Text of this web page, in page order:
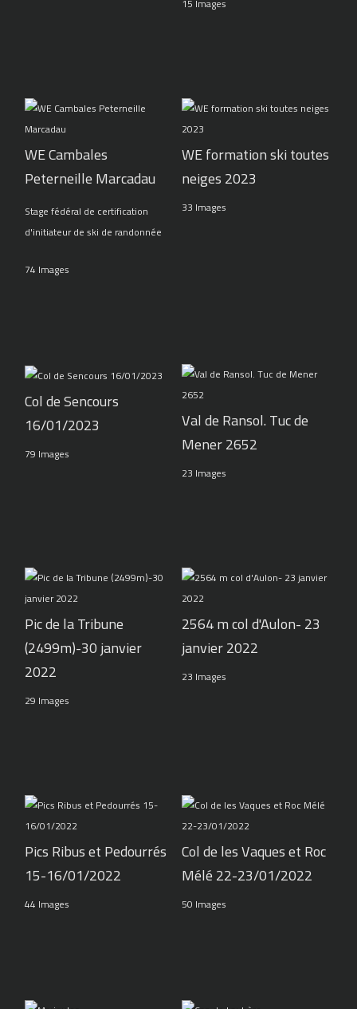
WE Cambales
Peterneille Marcadau
Stage fédéral de certification
d'initiateur de ski de randonnée
74 Images
WE formation ski toutes
neiges 2023
33 Images
Col de Sencours
16/01/2023
79 Images
Val de Ransol. Tuc de
Mener 2652
23 Images
Pic de la Tribune
(2499m)-30 janvier
2022
29 Images
2564 m col d'Aulon- 23
janvier 2022
23 Images
Pics Ribus et Pedourrés
15-16/01/2022
44 Images
Col de les Vaques et Roc
Mélé 22-23/01/2022
50 Images